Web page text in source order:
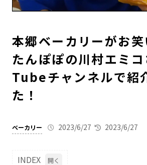
本郷ベーカリーがお
たんぽぽの川村エミ
Tubeチャンネルで紹
た！
ベーカリー 2023/6/27 2023/6/27
INDEX